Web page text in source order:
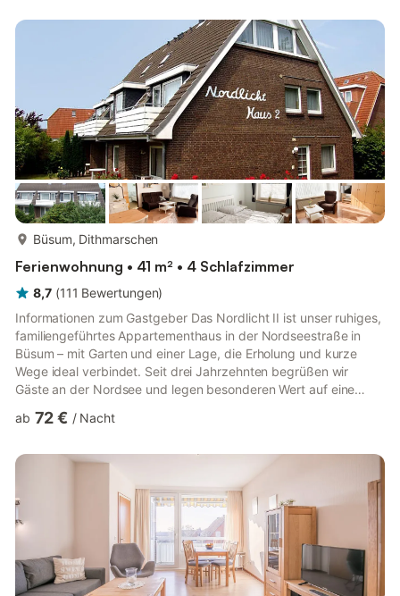
Büsum, Dithmarschen
Ferienwohnung • 41 m² • 4 Schlafzimmer
8,7 (111 Bewertungen)
Informationen zum Gastgeber Das Nordlicht II ist unser ruhiges,
familiengeführtes Appartementhaus in der Nordseestraße in
Büsum – mit Garten und einer Lage, die Erholung und kurze
Wege ideal verbindet. Seit drei Jahrzehnten begrüßen wir
Gäste an der Nordsee und legen besonderen Wert auf eine
Service. Ob Fragen zur Umgebung, besondere Wünsche oder
Appartements erwarten Sie mit Balkon oder Terrasse. Im
Inneren finden Sie einen offenen Wohnbereich mit Küchenzeile,
dazu ...
ab 72 € / Nacht